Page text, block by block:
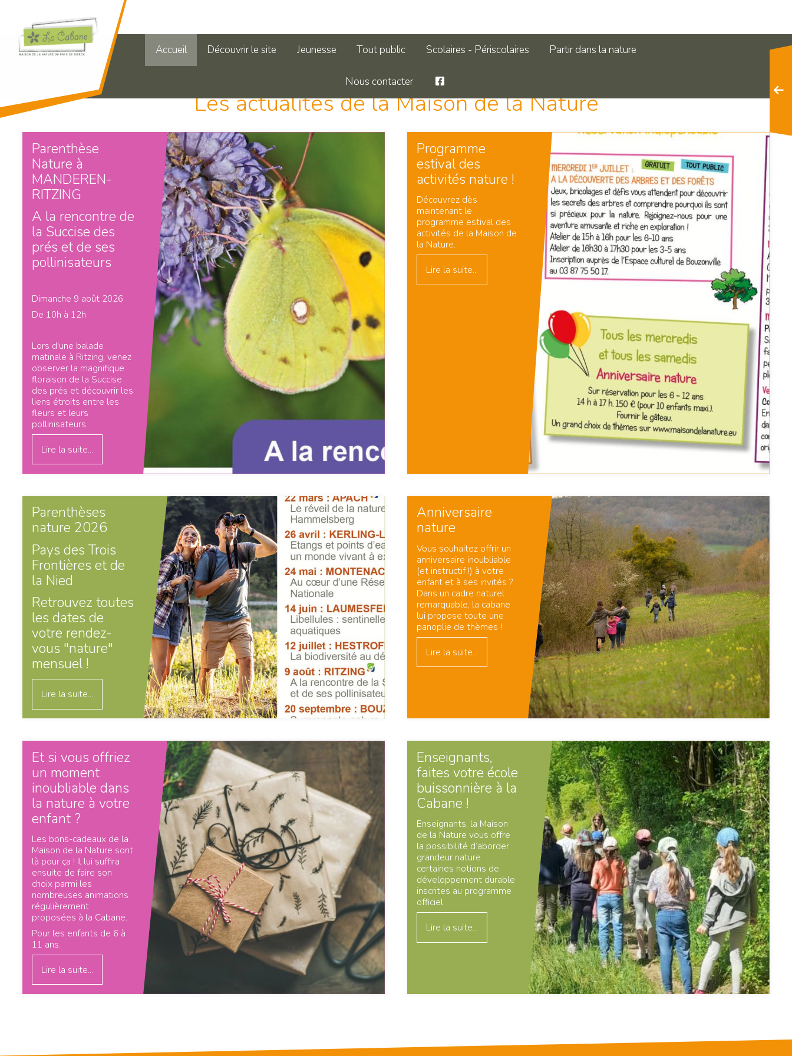
Accueil Découvrir le site Jeunesse Tout public Scolaires - Périscolaires Partir dans la nature
Nous contacter
Les actualités de la Maison de la Nature
Parenthèse
Nature à
MANDEREN-
RITZING
A la rencontre de
la Succise des
prés et de ses
pollinisateurs
Dimanche 9 août 2026
De 10h à 12h
Lors d'une balade
matinale à Ritzing, venez
observer la magnifique
floraison de la Succise
des prés et découvrir les
liens étroits entre les
fleurs et leurs
pollinisateurs.
Lire la suite...
Programme
estival des
activités nature !
Découvrez dès
maintenant le
programme estival des
activités de la Maison de
la Nature.
Lire la suite...
Parenthèses
nature 2026
Pays des Trois
Frontières et de
la Nied
Retrouvez toutes
les dates de
votre rendez-
vous "nature"
mensuel !
Lire la suite...
Anniversaire
nature
Vous souhaitez offrir un
anniversaire inoubliable
(et instructif !) à votre
enfant et à ses invités ?
Dans un cadre naturel
remarquable, la cabane
lui propose toute une
panoplie de thèmes !
Lire la suite...
Et si vous offriez
un moment
inoubliable dans
la nature à votre
enfant ?
Les bons-cadeaux de la
Maison de la Nature sont
là pour ça ! Il lui suffira
ensuite de faire son
choix parmi les
nombreuses animations
régulièrement
proposées à la Cabane.
Pour les enfants de 6 à
11 ans.
Lire la suite...
Enseignants,
faites votre école
buissonnière à la
Cabane !
Enseignants, la Maison
de la Nature vous offre
la possibilité d’aborder
grandeur nature
certaines notions de
développement durable
inscrites au programme
officiel.
Lire la suite...